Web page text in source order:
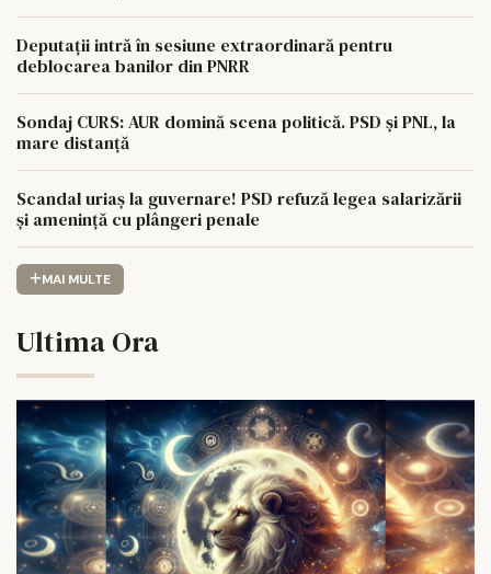
Deputații intră în sesiune extraordinară pentru
deblocarea banilor din PNRR
Sondaj CURS: AUR domină scena politică. PSD și PNL, la
mare distanță
Scandal uriaș la guvernare! PSD refuză legea salarizării
și amenință cu plângeri penale
MAI MULTE
Ultima Ora